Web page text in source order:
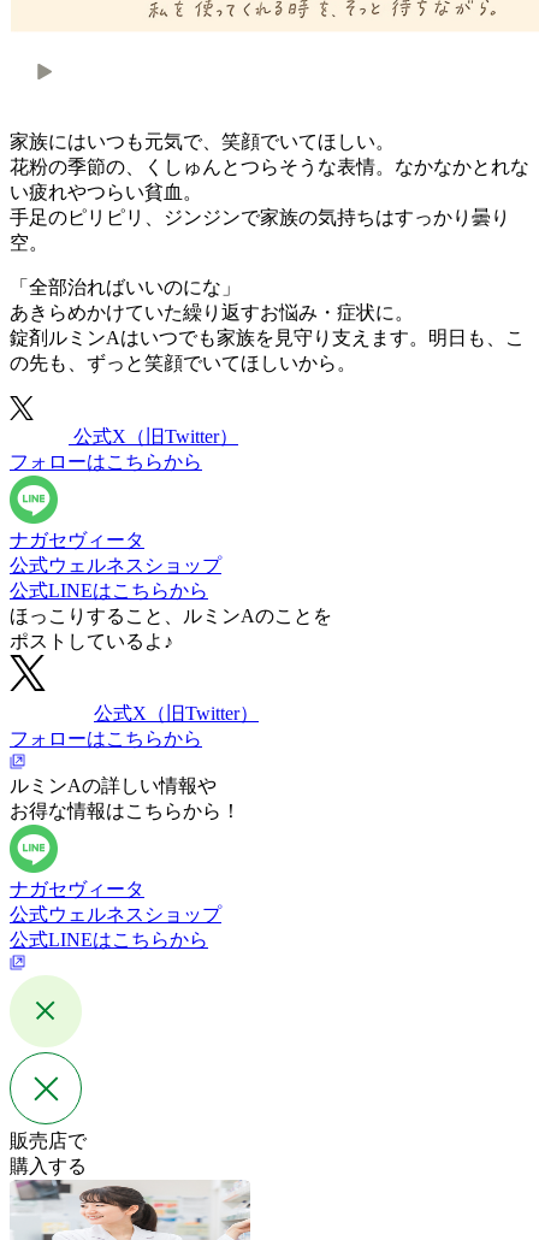
家族にはいつも元気で、笑顔でいてほしい。
花粉の季節の、くしゅんとつらそうな表情。なかなかとれな
い疲れやつらい貧血。
手足のピリピリ、ジンジンで家族の気持ちはすっかり曇り
空。
「全部治ればいいのにな」
あきらめかけていた繰り返すお悩み・症状に。
錠剤ルミンAはいつでも家族を見守り支えます。明日も、こ
の先も、ずっと笑顔でいてほしいから。
公式X （旧Twitter）
フォローはこちらから
ナガセヴィータ
公式ウェルネスショップ
公式LINEはこちらから
ほっこりすること、ルミンAのことを
ポストしているよ♪
公式X（旧Twitter）
フォローはこちらから
ルミンAの詳しい情報や
お得な情報はこちらから！
ナガセヴィータ
公式ウェルネスショップ
公式LINEはこちらから
販売店で
購入する